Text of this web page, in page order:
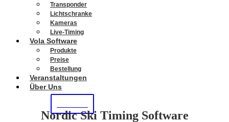
Transponder
Lichtschranke
Kameras
Live-Timing
Vola Software
Produkte
Preise
Bestellung
Veranstaltungen
Über Uns
Nordic Ski Timing Software